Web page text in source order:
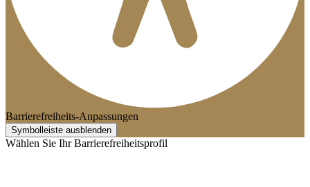
Barrierefreiheits-Anpassungen
Symbolleiste ausblenden
Wählen Sie Ihr Barrierefreiheitsprofil